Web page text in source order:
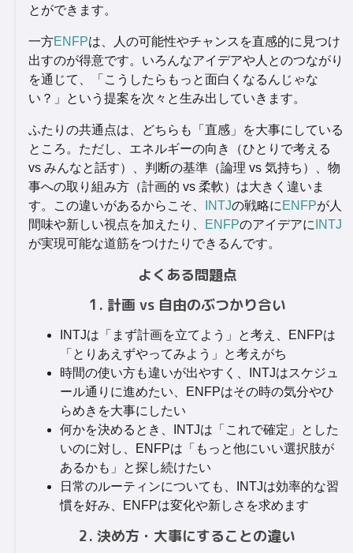
とができます。
一方ENFPは、人の可能性やチャンスを直感的に見つけ
出すのが得意です。いろんなアイデアや人とのつながり
を通じて、「こうしたらもっと面白くなるんじゃな
い？」という提案を次々と生み出していきます。
ふたりの共通点は、どちらも「直感」を大事にしている
ところ。ただし、エネルギーの向き（ひとりで考える
vs みんなと話す）、判断の基準（論理 vs 気持ち）、物
事への取り組み方（計画的 vs 柔軟）は大きく違いま
す。この違いがあるからこそ、
INTJの戦略に ENFPが人
間味や新しい視点を加えたり、
ENFPのアイデアに INTJ
が実現可能な道筋をつけたりできるんです。
よくある問題点
1. 計画 vs 自由のぶつかり合い
INTJは「まず計画を立てよう」と考え、ENFPは
「とりあえずやってみよう」と考えがち
時間の使い方も違いが出やすく、INTJはスケジュ
ール通りに進めたい、ENFPはその時の気分やひ
らめきを大事にしたい
何かを決めるとき、INTJは「これで確定」とした
いのに対し、ENFPは「もっと他にいい選択肢が
あるかも」と探し続けたい
日常のルーティンについても、INTJは効率的な習
慣を好み、ENFPは変化や新しさを求めます
2. 決め方・大事にすることの違い